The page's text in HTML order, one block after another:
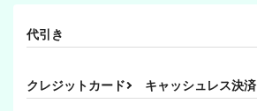
代引き
クレジットカード キャッシュレス決済